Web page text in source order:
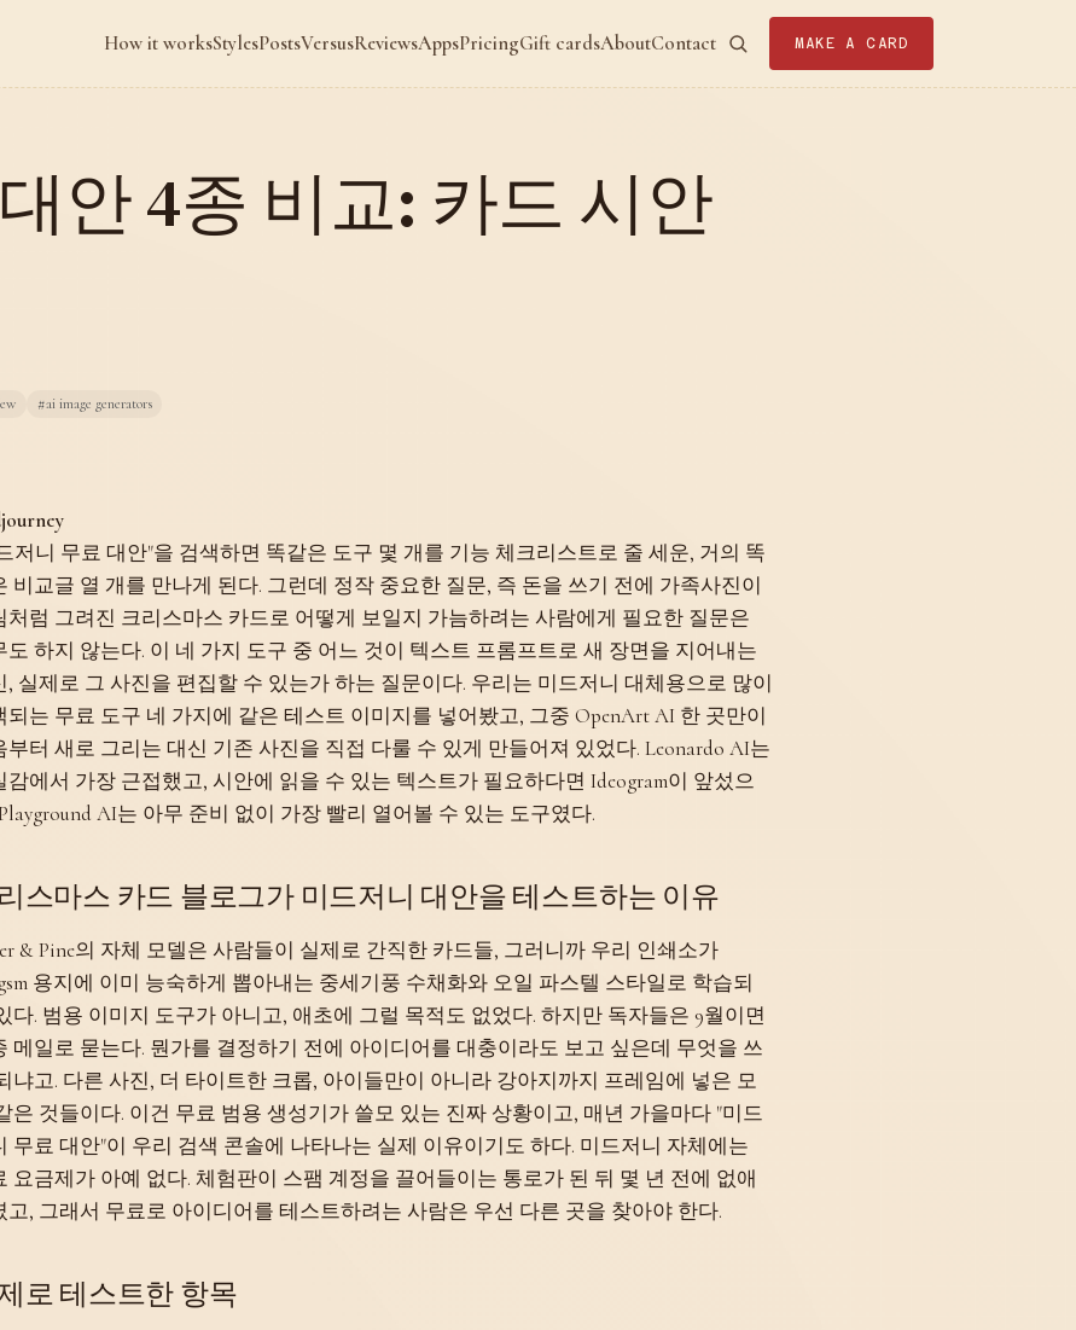
안 4종 비교: 카드 시안
#ai image generators
저니 무료 대안"을 검색하면 똑같은 도구 몇 개를 기능 체크리스트로 줄 세운, 거의 똑
비교글 열 개를 만나게 된다. 그런데 정작 중요한 질문, 즉 돈을 쓰기 전에 가족사진이
처럼 그려진 크리스마스 카드로 어떻게 보일지 가늠하려는 사람에게 필요한 질문은
도 하지 않는다. 이 네 가지 도구 중 어느 것이 텍스트 프롬프트로 새 장면을 지어내는
, 실제로 그 사진을 편집할 수 있는가 하는 질문이다. 우리는 미드저니 대체용으로 많이
되는 무료 도구 네 가지에 같은 테스트 이미지를 넣어봤고, 그중 OpenArt AI 한 곳만이
부터 새로 그리는 대신 기존 사진을 직접 다룰 수 있게 만들어져 있었다. Leonardo AI는
감에서 가장 근접했고, 시안에 읽을 수 있는 텍스트가 필요하다면 Ideogram이 앞섰으
AI는 아무 준비 없이 가장 빨리 열어볼 수 있는 도구였다.
스마스 카드 블로그가 미드저니 대안을 테스트하는 이유
& Pine의 자체 모델은 사람들이 실제로 간직한 카드들, 그러니까 우리 인쇄소가
용지에 이미 능숙하게 뽑아내는 중세기풍 수채화와 오일 파스텔 스타일로 학습되
다. 범용 이미지 도구가 아니고, 애초에 그럴 목적도 없었다. 하지만 독자들은 9월이면
메일로 묻는다. 뭔가를 결정하기 전에 아이디어를 대충이라도 보고 싶은데 무엇을 쓰
냐고. 다른 사진, 더 타이트한 크롭, 아이들만이 아니라 강아지까지 프레임에 넣은 모
은 것들이다. 이건 무료 범용 생성기가 쓸모 있는 진짜 상황이고, 매년 가을마다 "미드
무료 대안"이 우리 검색 콘솔에 나타나는 실제 이유이기도 하다. 미드저니 자체에는
요금제가 아예 없다. 체험판이 스팸 계정을 끌어들이는 통로가 된 뒤 몇 년 전에 없애
고, 그래서 무료로 아이디어를 테스트하려는 사람은 우선 다른 곳을 찾아야 한다.
로 테스트한 항목
How it worksStylesPostsVersusReviewsAppsPricingGift cardsAboutContact MAKE A CARD